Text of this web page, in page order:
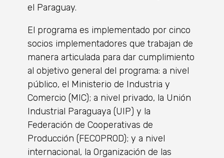
el Paraguay.
El programa es implementado por cinco
socios implementadores que trabajan de
manera articulada para dar cumplimiento
al objetivo general del programa: a nivel
público, el Ministerio de Industria y
Comercio (MIC); a nivel privado, la Unión
Industrial Paraguaya (UIP) y la
Federación de Cooperativas de
Producción (FECOPROD); y a nivel
internacional, la Organización de las